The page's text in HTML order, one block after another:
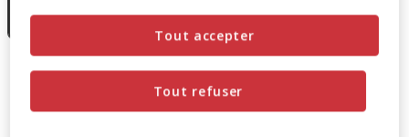
8.99€
Prix 8.99€
8.99€
Temporairement en rupture de stock
Tout refuser
Tout accepter